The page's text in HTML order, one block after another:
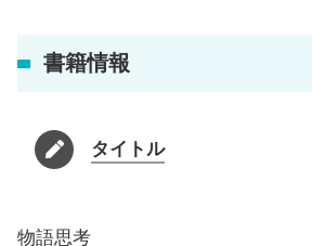
書籍情報
タイトル
物語思考